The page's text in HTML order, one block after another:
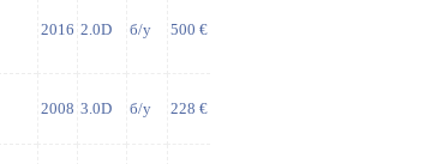
2016 2.0D б/у 500 €
2008 3.0D б/у 228 €